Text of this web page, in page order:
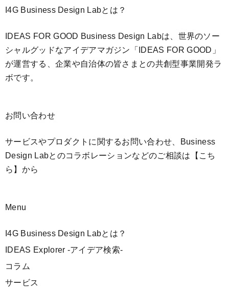
I4G Business Design Labとは？
IDEAS FOR GOOD Business Design Labは、世界のソー
シャルグッドなアイデアマガジン「IDEAS FOR GOOD」
が運営する、企業や自治体の皆さまとの共創型事業開発ラ
ボです。
お問い合わせ
サービスやプロダクトに関するお問い合わせ、Business
Design Labとのコラボレーションなどのご相談は 【こち
ら】 から
Menu
I4G Business Design Labとは？
IDEAS Explorer -アイデア検索-
コラム
サービス